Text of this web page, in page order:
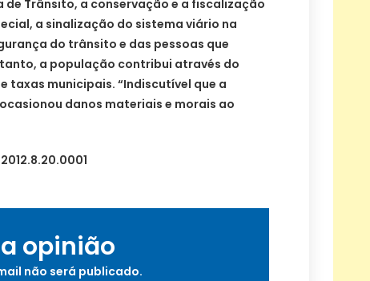
de Trânsito, a conservação e a fiscalização
a sinalização do sistema viário na
do trânsito e das pessoas que
a população contribui através do
taxas municipais. “Indiscutível que a
danos materiais e morais ao
opinião
não será publicado.